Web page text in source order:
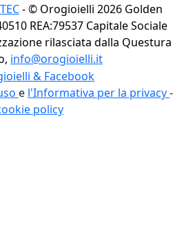
- © Orogioielli 2026Golden
REA:79537 Capitale Sociale
rilasciata dalla Questura
info@orogioielli.it
e l'Informativa per la privacy-
policy